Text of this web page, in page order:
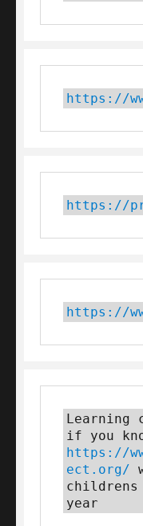
https://
https://
https://
Learning
https://
ect.org/
childrens
year